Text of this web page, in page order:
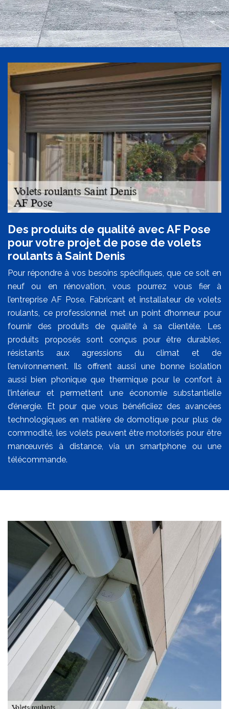
Des produits de qualité avec AF Pose
pour votre projet de pose de volets
roulants à Saint Denis
Pour répondre à vos besoins spécifiques, que ce soit en
neuf ou en rénovation, vous pourrez vous fier à
l’entreprise AF Pose. Fabricant et installateur de volets
roulants, ce professionnel met un point d’honneur pour
fournir des produits de qualité à sa clientèle. Les
produits proposés sont conçus pour être durables,
résistants aux agressions du climat et de
l’environnement. Ils offrent aussi une bonne isolation
aussi bien phonique que thermique pour le confort à
l’intérieur et permettent une économie substantielle
d’énergie. Et pour que vous bénéficiiez des avancées
technologiques en matière de domotique pour plus de
commodité, les volets peuvent être motorisés pour être
manœuvrés à distance, via un smartphone ou une
télécommande.